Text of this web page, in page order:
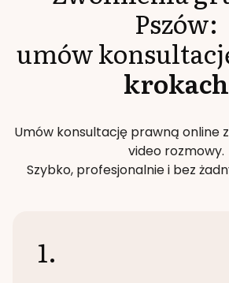
Pszów:
umów
krokach
Umów konsultację prawną online
video rozmowy.
Szybko, profesjonalnie i bez
1.